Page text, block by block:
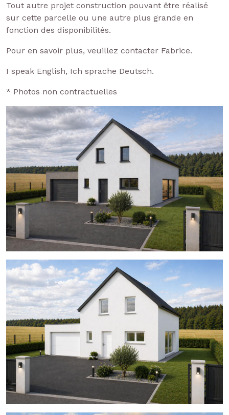
Tout autre projet construction pouvant être réalisé
sur cette parcelle ou une autre plus grande en
fonction des disponibilités.
Pour en savoir plus, veuillez contacter Fabrice.
I speak English, Ich sprache Deutsch.
* Photos non contractuelles